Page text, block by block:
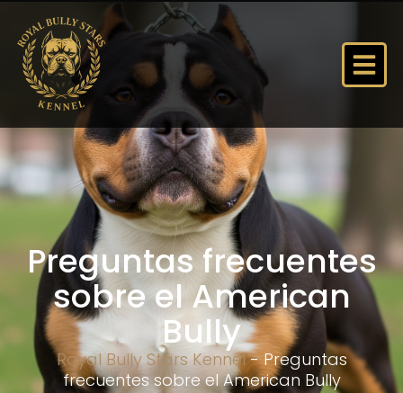
Preguntas frecuentes
sobre el American
Bully
Royal Bully Stars Kennel-Preguntas
frecuentes sobre el American Bully